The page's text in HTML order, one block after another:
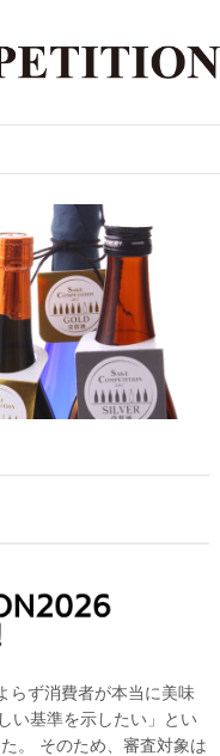
らず消費者が本当に美味
い基準を示したい」とい
。 そのため、審査対象は